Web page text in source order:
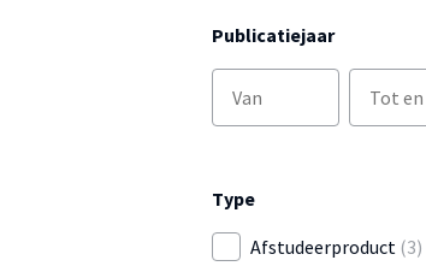
Publicatiejaar
Type
Afstudeerproduct (3)